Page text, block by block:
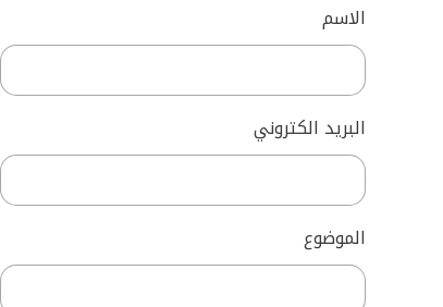
الاسم
البريد الكتروني
الموضوع